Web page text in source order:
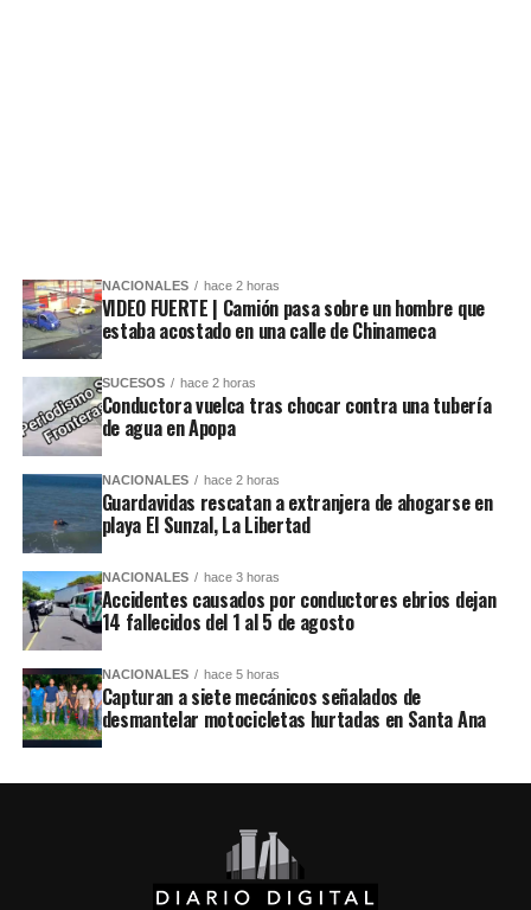
NACIONALES hace 2 horas
VIDEO FUERTE | Camión pasa sobre un hombre que
estaba acostado en una calle de Chinameca
SUCESOS hace 2 horas
Conductora vuelca tras chocar contra una tubería
de agua en Apopa
NACIONALES hace 2 horas
Guardavidas rescatan a extranjera de ahogarse en
playa El Sunzal, La Libertad
NACIONALES hace 3 horas
Accidentes causados por conductores ebrios dejan
14 fallecidos del 1 al 5 de agosto
NACIONALES hace 5 horas
Capturan a siete mecánicos señalados de
desmantelar motocicletas hurtadas en Santa Ana